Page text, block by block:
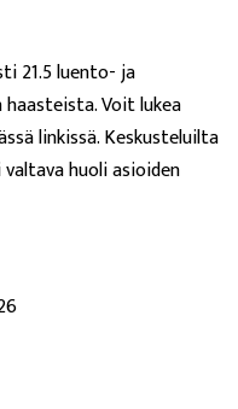
21.5 luento- ja
Voit lukea
linkissä. Keskusteluilta
huoli asioiden